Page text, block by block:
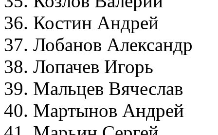
36. Костин
37. Лобанов
38. Лопачев
39. Мальцев
40. Мартынов